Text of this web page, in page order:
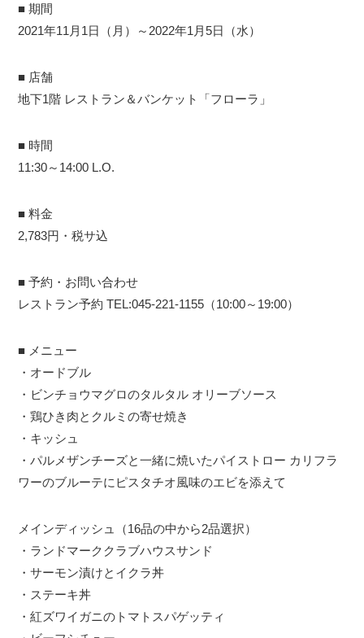
■ 期間
2021年11月1日（月）～2022年1月5日（水）
■ 店舗
地下1階 レストラン＆バンケット「フローラ」
■ 時間
11:30～14:00 L.O.
■ 料金
2,783円・税サ込
■ 予約・お問い合わせ
レストラン予約 TEL:045-221-1155（10:00～19:00）
■ メニュー
・オードブル
・ビンチョウマグロのタルタル オリーブソース
・鶏ひき肉とクルミの寄せ焼き
・キッシュ
・パルメザンチーズと一緒に焼いたパイストロー カリフラ
ワーのブルーテにピスタチオ風味のエビを添えて
メインディッシュ（16品の中から2品選択）
・ランドマーククラブハウスサンド
・サーモン漬けとイクラ丼
・ステーキ丼
・紅ズワイガニのトマトスパゲッティ